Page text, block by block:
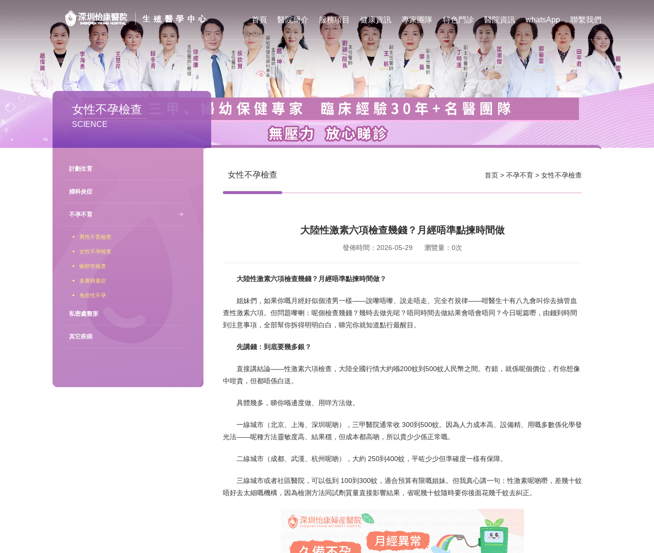
首頁 醫院簡介 服務項目 健康資訊 專家團隊 特色門診 醫院資訊 whatsApp 聯繫我們
醫院簡介
私密處整形
專家團隊
女性不孕檢查
SCIENCE
計劃生育
婦科炎症
不孕不育
男性不育檢查
女性不孕檢查
輸卵管檢查
多囊卵巢症
免疫性不孕
私密處整形
其它疾病
女性不孕檢查 首页 >不孕不育 >女性不孕檢查
大陸性激素六項檢查幾錢？月經唔準點揀時間做
發佈時間：2026-05-29 瀏覽量：0次
大陸性激素六項檢查幾錢？月經唔準點揀時間做？
姐妹們，如果你嘅月經好似個渣男一樣——說嚟唔嚟、說走唔走、完全冇規律——咁醫生十有八九會叫你去抽管血
查性激素六項。但問題嚟喇：呢個檢查幾錢？幾時去做先啱？唔同時間去做結果會唔會唔同？今日呢篇嘢，由錢到時間
到注意事項，全部幫你拆得明明白白，睇完你就知道點行最醒目。
先講錢：到底要幾多銀？
直接講結論——性激素六項檢查，大陸全國行情大約喺200蚊到500蚊人民幣之間。冇錯，就係呢個價位，冇你想像
中咁貴，但都唔係白送。
具體幾多，睇你喺邊度做、用咩方法做。
一線城市（北京、上海、深圳呢啲），三甲醫院通常收 300到500蚊。因為人力成本高、設備精、用嘅多數係化學發
光法——呢種方法靈敏度高、結果穩，但成本都高啲，所以貴少少係正常嘅。
二線城市（成都、武漢、杭州呢啲），大約 250到400蚊，平咗少少但準確度一樣有保障。
三線城市或者社區醫院，可以低到 100到300蚊，適合預算有限嘅姐妹。但我真心講一句：性激素呢啲嘢，差幾十蚊
唔好去太細嘅機構，因為檢測方法同試劑質量直接影響結果，省呢幾十蚊隨時要你後面花幾千蚊去糾正。